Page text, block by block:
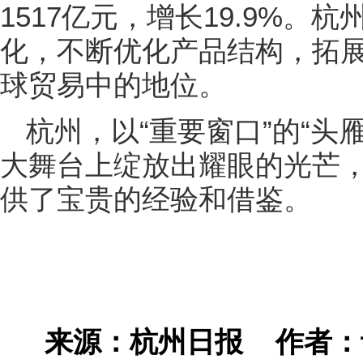
1517亿元，增长19.9%。杭
化，不断优化产品结构，拓
球贸易中的地位。
杭州，以“重要窗口”的“头
大舞台上绽放出耀眼的光芒
供了宝贵的经验和借鉴。
来源：杭州日报作者